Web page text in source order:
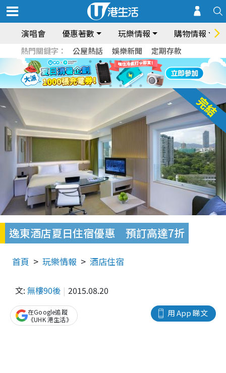
演唱會 優惠著數 玩樂情報 購物情報
熱門關鍵字： 公屋熱話 娛樂新聞 定期存款
逸東酒店夏日住宿優惠 預訂高達7折
首頁 玩樂情報 酒店住宿
文: 無樓90後 2015.08.20
用 App 睇文
在Google追蹤
《UHK 港生活》